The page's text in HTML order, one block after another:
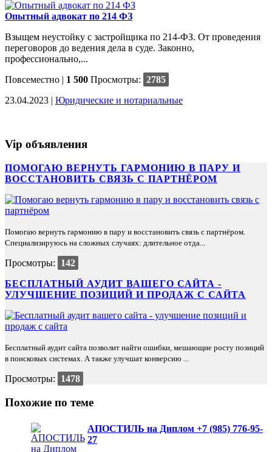
Опытный адвокат по 214 ФЗ
Взыщем неустойку с застройщика по 214-ФЗ. От проведения
переговоров до ведения дела в суде. Законно,
профессионально,...
Повсеместно | 1 500 Просмотры: 2785
23.04.2023 | Юридические и нотариальные
Vip объявления
ПОМОГАЮ ВЕРНУТЬ ГАРМОНИЮ В ПАРУ И
ВОССТАНОВИТЬ СВЯЗЬ С ПАРТНЁРОМ
Помогаю вернуть гармонию в пару и восстановить связь с партнёром.
Специализируюсь на сложных случаях: длительное отда...
Просмотры:
142
БЕСПЛАТНЫЙ АУДИТ ВАШЕГО САЙТА -
УЛУЧШЕНИЕ ПОЗИЦИЙ И ПРОДАЖ С САЙТА
Бесплатный аудит сайта позволит найти ошибки, мешающие росту позиций
в поисковых системах. А также улучшат конверсию ...
Просмотры: 1478
Похожие по теме
АПОСТИЛЬ на Диплом +7 (985) 776-95-
27